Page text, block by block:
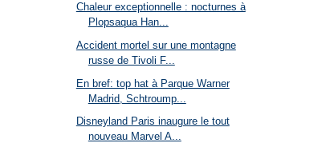
Chaleur exceptionnelle : nocturnes à
Plopsaqua Han...
Accident mortel sur une montagne
russe de Tivoli F...
En bref: top hat à Parque Warner
Madrid, Schtroump...
Disneyland Paris inaugure le tout
nouveau Marvel A...